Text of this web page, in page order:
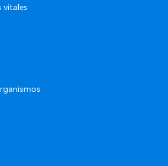
vitales